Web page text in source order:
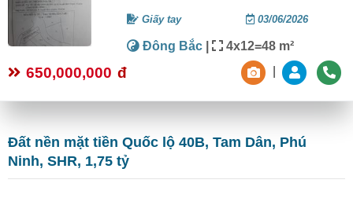
Giấy tay 03/06/2026
Đông Bắc | 4x12=48 m²
650,000,000 đ
Đất nền mặt tiền Quốc lộ 40B, Tam Dân, Phú
Ninh, SHR, 1,75 tỷ